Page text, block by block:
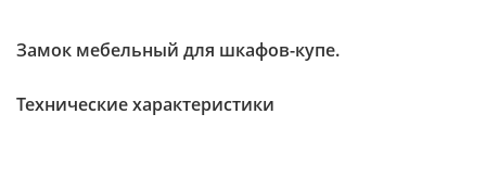
Замок мебельный для шкафов-купе.
Технические характеристики